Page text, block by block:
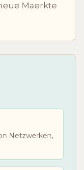
Maerkte
Netzwerken,